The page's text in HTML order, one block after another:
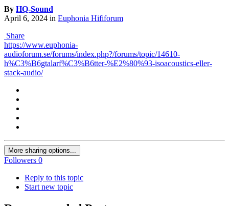
By HQ-Sound
April 6, 2024 in Euphonia Hififorum
Share
https://www.euphonia-
audioforum.se/forums/index.php?/forums/topic/14610-
h%C3%B6gtalarf%C3%B6tter-%E2%80%93-isoacoustics-eller-
stack-audio/
More sharing options...
Followers 0
Reply to this topic
Start new topic